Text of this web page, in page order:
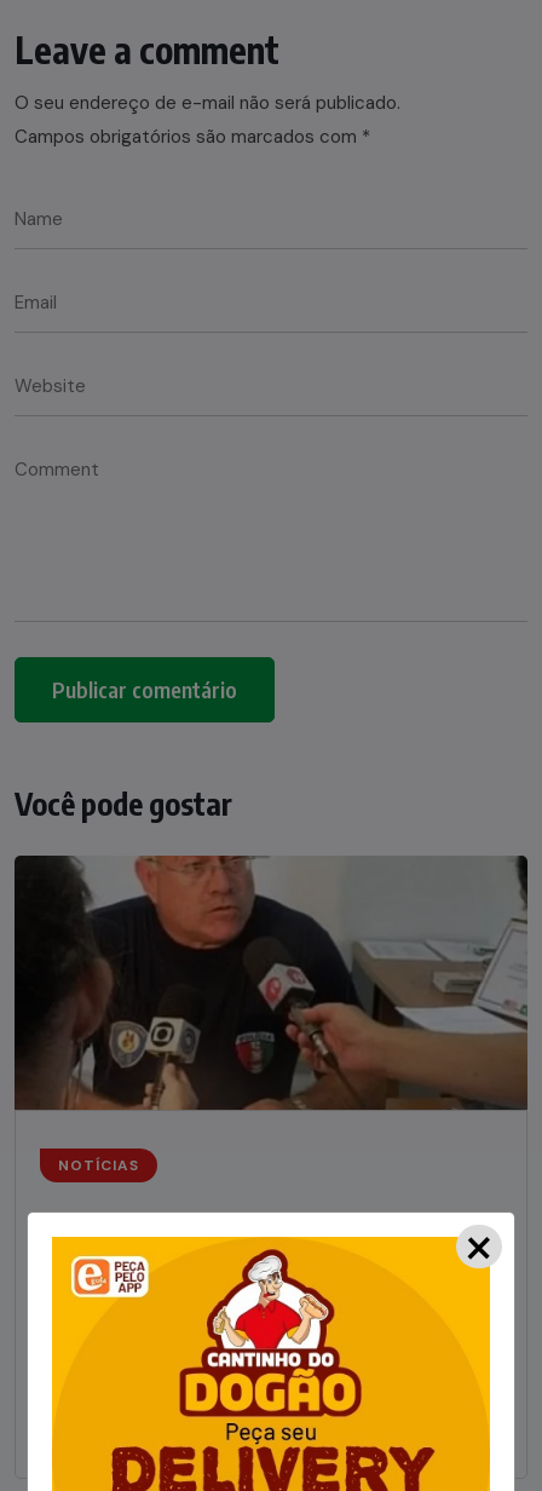
Leave a comment
O seu endereço de e-mail não será publicado.
Campos obrigatórios são marcados com *
Você pode gostar
NOTÍCIAS
Foragido pela morte de delegado aposentado
em bar morre em confronto com a polícia em SC
29/01/2023
Um dos dois foragidos investigados pelo latrocínio de
um delegado aposentado em um bar de Criciúma, no
Sul catarinense, foi
×